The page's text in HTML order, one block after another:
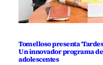
Tomelloso presenta
Un innovador programa
adolescentes